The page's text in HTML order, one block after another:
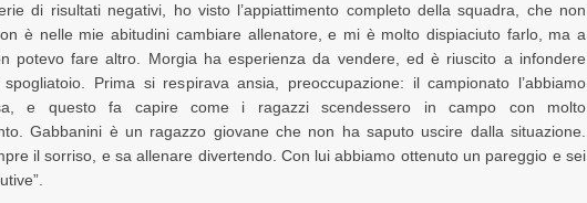
di risultati negativi, ho visto l’appiattimento completo della squadra, che non
è nelle mie abitudini cambiare allenatore, e mi è molto dispiaciuto farlo, ma a
potevo fare altro. Morgia ha esperienza da vendere, ed è riuscito a infondere
Prima si respirava ansia, preoccupazione: il campionato l’abbiamo
e questo fa capire come i ragazzi scendessero in campo con molto
Gabbanini è un ragazzo giovane che non ha saputo uscire dalla situazione.
il sorriso, e sa allenare divertendo. Con lui abbiamo ottenuto un pareggio e sei